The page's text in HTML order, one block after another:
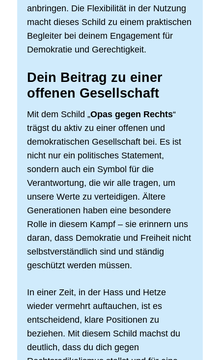
anbringen. Die Flexibilität in der Nutzung
macht dieses Schild zu einem praktischen
Begleiter bei deinem Engagement für
Demokratie und Gerechtigkeit.
Dein Beitrag zu einer
offenen Gesellschaft
Mit dem Schild „Opas gegen Rechts“
trägst du aktiv zu einer offenen und
demokratischen Gesellschaft bei. Es ist
nicht nur ein politisches Statement,
sondern auch ein Symbol für die
Verantwortung, die wir alle tragen, um
unsere Werte zu verteidigen. Ältere
Generationen haben eine besondere
Rolle in diesem Kampf – sie erinnern uns
daran, dass Demokratie und Freiheit nicht
selbstverständlich sind und ständig
geschützt werden müssen.
In einer Zeit, in der Hass und Hetze
wieder vermehrt auftauchen, ist es
entscheidend, klare Positionen zu
beziehen. Mit diesem Schild machst du
deutlich, dass du dich gegen